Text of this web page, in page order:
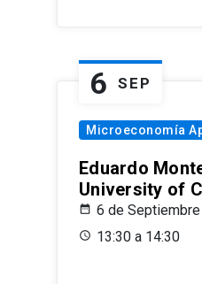
6 SEP
Microeconomía
Eduardo
University of
6 de
13:30 a 14:30